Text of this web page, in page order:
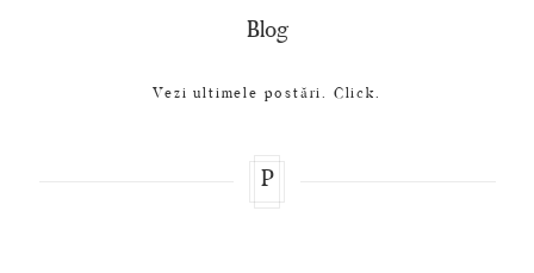
Blog
Vezi ultimele postări. Click.
P